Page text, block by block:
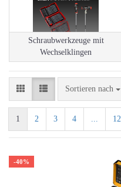
Schraubwerkzeuge mit
Wechselklingen
Sortieren nach
Sortieren nach
1 2 3 4 12
-40%